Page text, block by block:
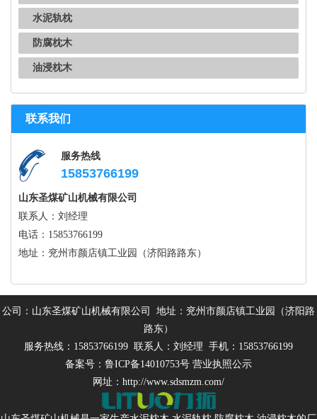
水泥轨枕
防腐枕木
油浸枕木
联系我们
服务热线
15853766199
山东圣煤矿山机械有限公司
联系人：刘经理
电话：15853766199
地址：兖州市颜店镇工业园（济阳路路东）
公司：山东圣煤矿山机械有限公司 地址：兖州市颜店镇工业园（济阳路
路东）
服务热线：15853766199 联系人：刘经理 手机：15853766199
备案号： 鲁ICP备14010753号 营业执照公示
网址：http://www.sdsmzm.com/